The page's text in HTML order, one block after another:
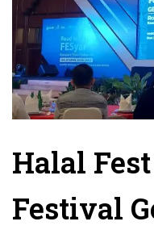
Halal
Festival